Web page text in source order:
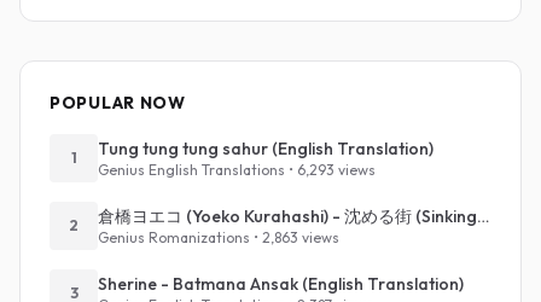
POPULAR NOW
1 Tung tung tung sahur (English Translation)
Genius English Translations • 6,293 views
2 倉橋ヨエコ (Yoeko Kurahashi) - 沈める街 (Sinking Town) (Romanized)
Genius Romanizations • 2,863 views
3 Sherine - Batmana Ansak (English Translation)